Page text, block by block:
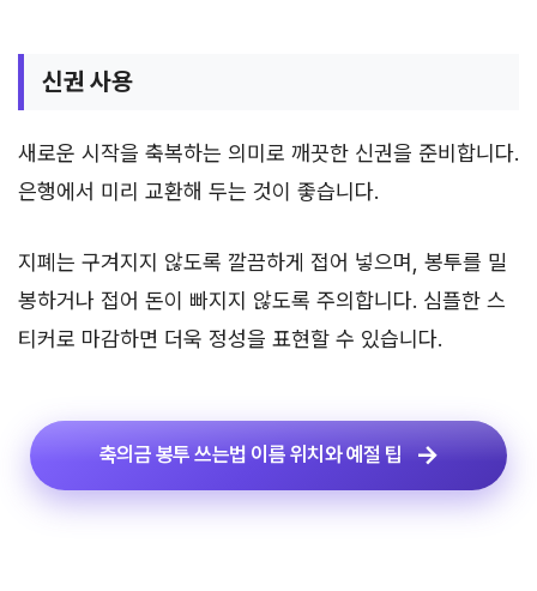
신권 사용
새로운 시작을 축복하는 의미로 깨끗한 신권을 준비합니다.
은행에서 미리 교환해 두는 것이 좋습니다.
지폐는 구겨지지 않도록 깔끔하게 접어 넣으며, 봉투를 밀
봉하거나 접어 돈이 빠지지 않도록 주의합니다. 심플한 스
티커로 마감하면 더욱 정성을 표현할 수 있습니다.
축의금 봉투 쓰는법 이름 위치와 예절 팁